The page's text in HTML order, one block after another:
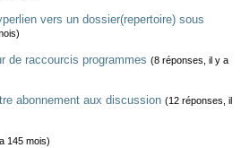
vers un dossier(repertoire) sous
de raccourcis programmes (8 réponses, il y a
abonnement aux discussion (12 réponses, il
145 mois)